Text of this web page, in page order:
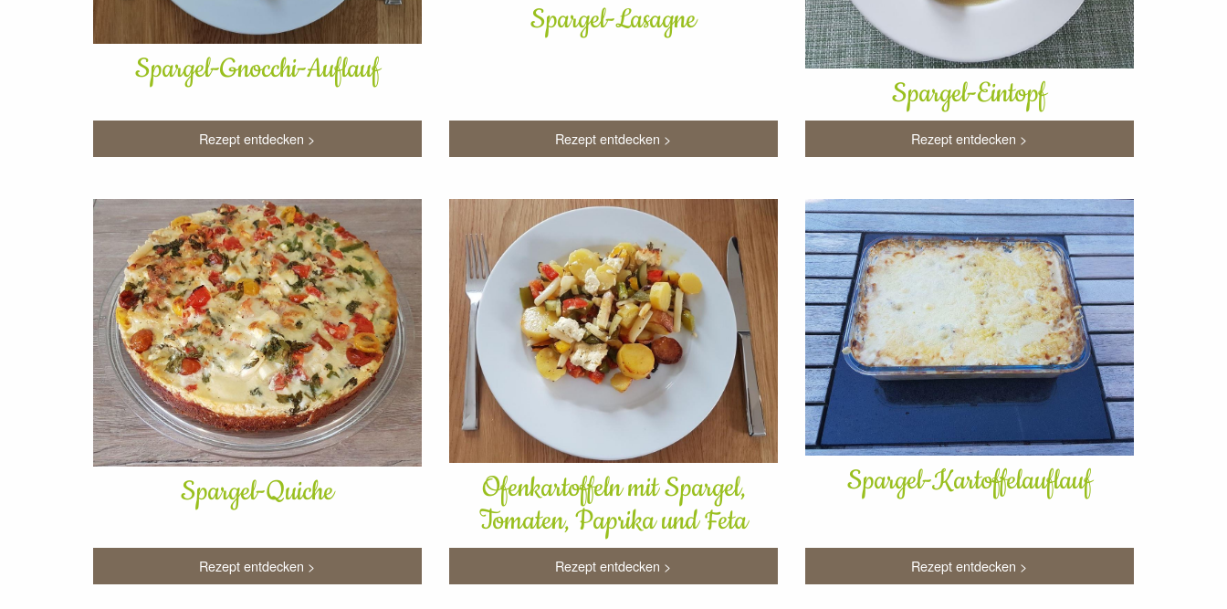
Spargel-Gnocchi-Auflauf
Rezept entdecken >
Spargel-Lasagne
Rezept entdecken >
Spargel-Eintopf
Rezept entdecken >
Spargel-Quiche
Rezept entdecken >
Ofenkartoffeln mit Spargel,
Tomaten, Paprika und Feta
Rezept entdecken >
Spargel-Kartoffelauflauf
Rezept entdecken >